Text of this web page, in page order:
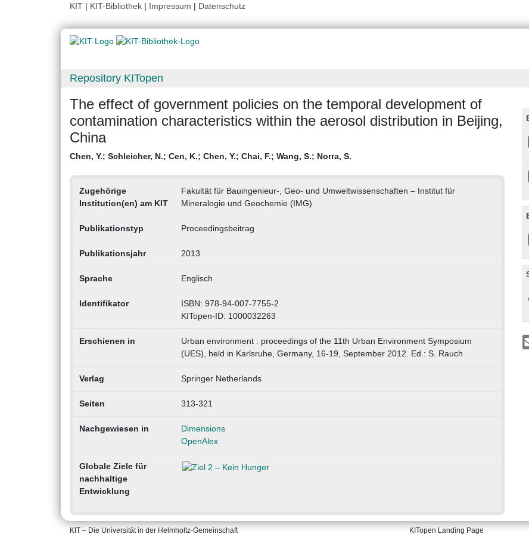
KIT | KIT-Bibliothek | Impressum | Datenschutz
Repository KITopen
The effect of government policies on the temporal development of
contamination characteristics within the aerosol distribution in Beijing,
China
Chen, Y.; Schleicher, N.; Cen, K.; Chen, Y.; Chai, F.; Wang, S.; Norra, S.
Zugehörige
Institution(en) am KIT
Fakultät für Bauingenieur-, Geo- und Umweltwissenschaften – Institut für
Mineralogie und Geochemie (IMG)
Publikationstyp Proceedingsbeitrag
Publikationsjahr 2013
Sprache Englisch
Identifikator
ISBN: 978-94-007-7755-2
KITopen-ID: 1000032263
Erschienen in
Urban environment : proceedings of the 11th Urban Environment Symposium
(UES), held in Karlsruhe, Germany, 16-19, September 2012. Ed.: S. Rauch
Verlag Springer Netherlands
Seiten 313-321
Nachgewiesen in
Dimensions
OpenAlex
Globale Ziele für
nachhaltige
Entwicklung
KIT – Die Universität in der Helmholtz-Gemeinschaft KITopen Landing Page